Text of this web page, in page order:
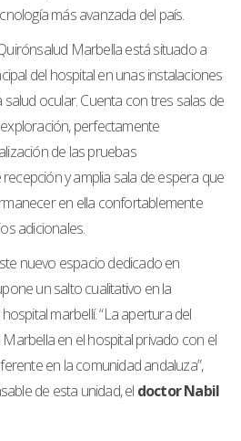
más avanzada del país.
Marbella está situado a
del hospital en unas instalaciones
salud ocular. Cuenta con tres salas de
perfectamente
de las pruebas
y amplia sala de espera que
en ella confortablemente
adicionales.
nuevo espacio dedicado en
un salto cualitativo en la
marbellí. “La apertura del
en el hospital privado con el
en la comunidad andaluza”,
de esta unidad, el doctor Nabil